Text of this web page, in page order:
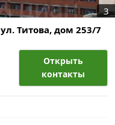
3
ул. Титова, дом 253/7
Открыть
контакты